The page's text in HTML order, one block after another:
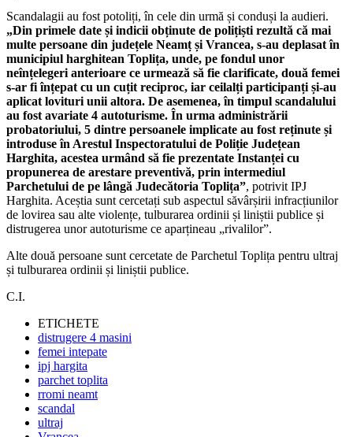
Scandalagii au fost potoliți, în cele din urmă și conduși la audieri.
„Din primele date și indicii obținute de polițiști rezultă că mai
multe persoane din județele Neamț și Vrancea, s-au deplasat în
municipiul harghitean Toplița, unde, pe fondul unor
neînțelegeri anterioare ce urmează să fie clarificate, două femei
s-ar fi înțepat cu un cuțit reciproc, iar ceilalți participanți și-au
aplicat lovituri unii altora. De asemenea, în timpul scandalului
au fost avariate 4 autoturisme. În urma administrării
probatoriului, 5 dintre persoanele implicate au fost reținute și
introduse în Arestul Inspectoratului de Poliție Județean
Harghita, acestea urmând să fie prezentate Instanței cu
propunerea de arestare preventivă, prin intermediul
Parchetului de pe lângă Judecătoria Toplița”, potrivit IPJ
Harghita. Aceștia sunt cercetați sub aspectul săvârșirii infracțiunilor
de lovirea sau alte violențe, tulburarea ordinii și liniștii publice și
distrugerea unor autoturisme ce aparțineau „rivalilor”.
Alte două persoane sunt cercetate de Parchetul Toplița pentru ultraj
și tulburarea ordinii și liniștii publice.
C.I.
ETICHETE
distrugere 4 masini
femei intepate
ipj hargita
parchet toplita
rromi neamt
scandal
ultraj